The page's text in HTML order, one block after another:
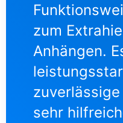
zum
Anhängen.
zuverlässige
sehr